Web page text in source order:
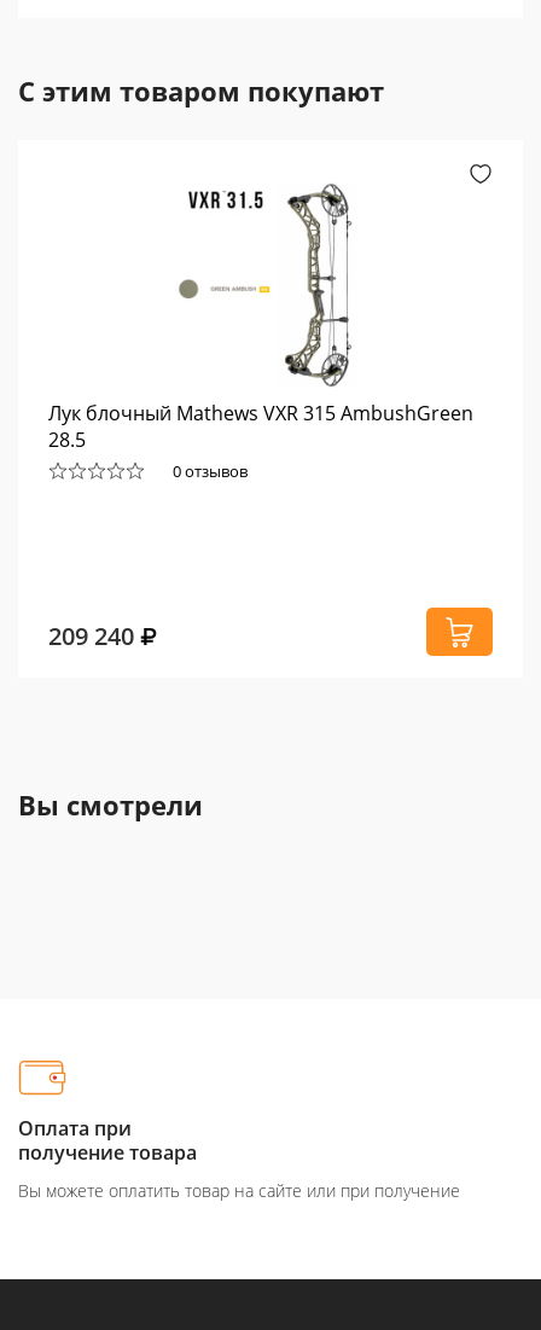
С этим товаром покупают
Лук блочный Mathews VXR 315 AmbushGreen
28.5
0 отзывов
209 240
Вы смотрели
Оплата при
получение товара
Вы можете оплатить товар на сайте или при получение